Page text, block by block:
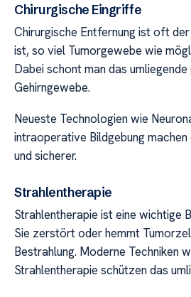
Chirurgische Eingriffe
Chirurgische Entfernung ist oft
ist, so viel Tumorgewebe wie
Dabei schont man das umliegende
Gehirngewebe.
Neueste Technologien wie
intraoperative Bildgebung
und sicherer.
Strahlentherapie
Strahlentherapie ist eine wichtige
Sie zerstört oder hemmt
Bestrahlung. Moderne Techniken
Strahlentherapie schützen das